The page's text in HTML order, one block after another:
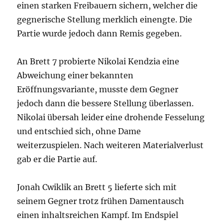
einen starken Freibauern sichern, welcher die
gegnerische Stellung merklich einengte. Die
Partie wurde jedoch dann Remis gegeben.
An Brett 7 probierte Nikolai Kendzia eine
Abweichung einer bekannten
Eröffnungsvariante, musste dem Gegner
jedoch dann die bessere Stellung überlassen.
Nikolai übersah leider eine drohende Fesselung
und entschied sich, ohne Dame
weiterzuspielen. Nach weiteren Materialverlust
gab er die Partie auf.
Jonah Cwiklik an Brett 5 lieferte sich mit
seinem Gegner trotz frühen Damentausch
einen inhaltsreichen Kampf. Im Endspiel